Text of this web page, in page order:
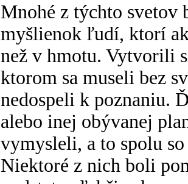
Mnohé z týchto
myšlienok ľudí, ktorí
než v hmotu. Vytvorili
ktorom sa museli bez
nedospeli k poznaniu.
alebo inej obývanej
vymysleli, a to spolu
Niektoré z nich boli